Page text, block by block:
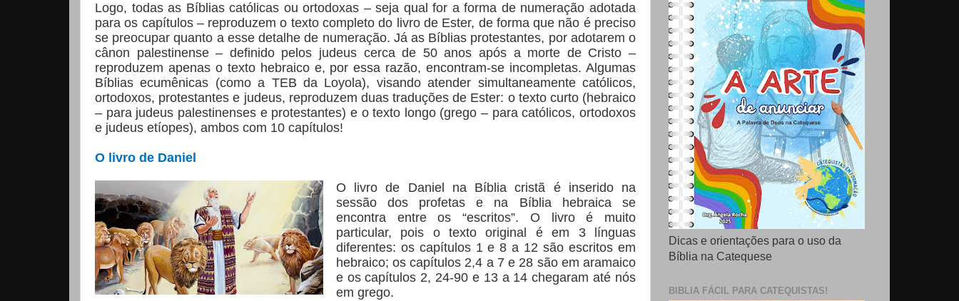
Logo, todas as Bíblias católicas ou ortodoxas – seja qual for a forma de numeração adotada
para os capítulos – reproduzem o texto completo do livro de Ester, de forma que não é preciso
se preocupar quanto a esse detalhe de numeração. Já as Bíblias protestantes, por adotarem o
cânon palestinense – definido pelos judeus cerca de 50 anos após a morte de Cristo –
reproduzem apenas o texto hebraico e, por essa razão, encontram-se incompletas. Algumas
Bíblias ecumênicas (como a TEB da Loyola), visando atender simultaneamente católicos,
ortodoxos, protestantes e judeus, reproduzem duas traduções de Ester: o texto curto (hebraico
– para judeus palestinenses e protestantes) e o texto longo (grego – para católicos, ortodoxos
e judeus etíopes), ambos com 10 capítulos!
O livro de Daniel
O livro de Daniel na Bíblia cristã é inserido na
sessão dos profetas e na Bíblia hebraica se
encontra entre os “escritos”. O livro é muito
particular, pois o texto original é em 3 línguas
diferentes: os capítulos 1 e 8 a 12 são escritos em
hebraico; os capítulos 2,4 a 7 e 28 são em aramaico
e os capítulos 2, 24-90 e 13 a 14 chegaram até nós
em grego.
Dicas e orientações para o uso da
Bíblia na Catequese
BIBLIA FÁCIL PARA CATEQUISTAS!